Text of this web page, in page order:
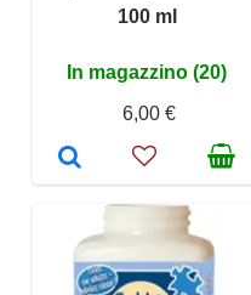
100 ml
In magazzino (20)
6,00 €